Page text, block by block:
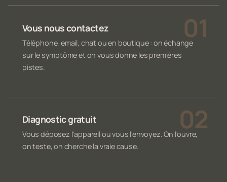
Vous nous contactez
Téléphone, email, chat ou en boutique : on échange
sur le symptôme et on vous donne les premières
pistes.
Diagnostic gratuit
Vous déposez l'appareil ou vous l'envoyez. On l'ouvre,
on teste, on cherche la vraie cause.